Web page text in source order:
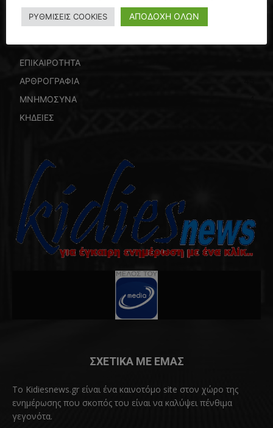
ΒΡΕΙΤΕ ΕΔΩ
ΕΠΙΚΑΙΡΟΤΗΤΑ
ΑΡΘΡΟΓΡΑΦΙΑ
ΜΝΗΜΟΣΥΝΑ
ΚΗΔΕΙΕΣ
ΣΧΕΤΙΚΑ ΜΕ ΕΜΑΣ
Το Kidiesnews.gr είναι ένα καινοτόμο site στον χώρο της
ενημέρωσης που σκοπός του είναι να καλύψει πένθιμα
γεγονότα.
ΡΥΘΜΙΣΕΙΣ COOKIES ΑΠΟΔΟΧΗ ΟΛΩΝ